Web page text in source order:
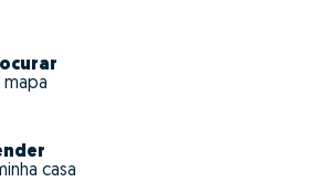
mapa
casa